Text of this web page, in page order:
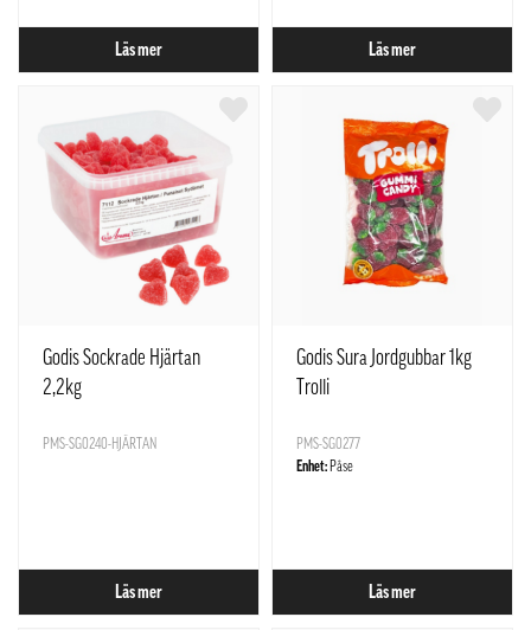
Läs mer Läs mer
Godis Sockrade Hjärtan
2,2kg
PMS-SG0240-HJÄRTAN
Läs mer
Godis Sura Jordgubbar 1kg
Trolli
PMS-SG0277
Enhet: Påse
Läs mer